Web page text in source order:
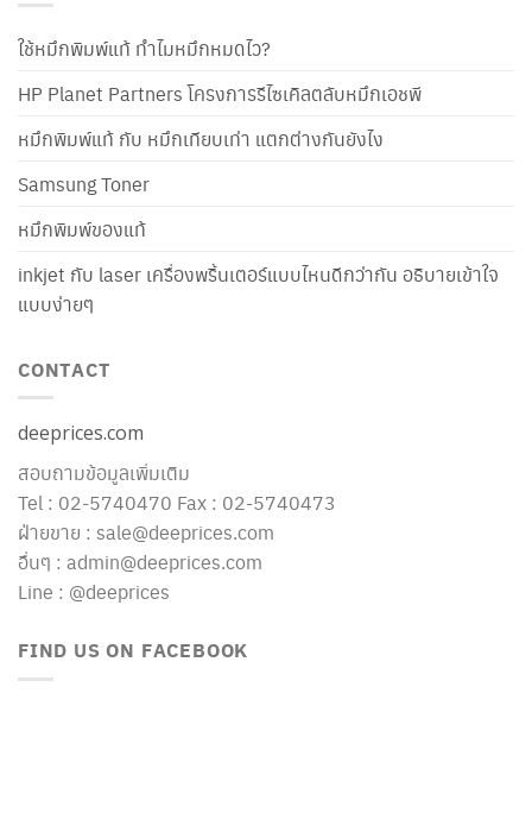
ใช้หมึกพิมพ์แท้ ทำไมหมึกหมดไว?
HP Planet Partners โครงการรีไซเคิลตลับหมึกเอชพี
หมึกพิมพ์แท้ กับ หมึกเทียบเท่า แตกต่างกันยังไง
Samsung Toner
หมึกพิมพ์ของแท้
inkjet กับ laser เครื่องพริ้นเตอร์แบบไหนดีกว่ากัน อธิบายเข้าใจ
แบบง่ายๆ
CONTACT
deeprices.com
สอบถามข้อมูลเพิ่มเติม
Tel : 02-5740470 Fax : 02-5740473
ฝ่ายขาย : sale@deeprices.com
อื่นๆ : admin@deeprices.com
Line : @deeprices
FIND US ON FACEBOOK